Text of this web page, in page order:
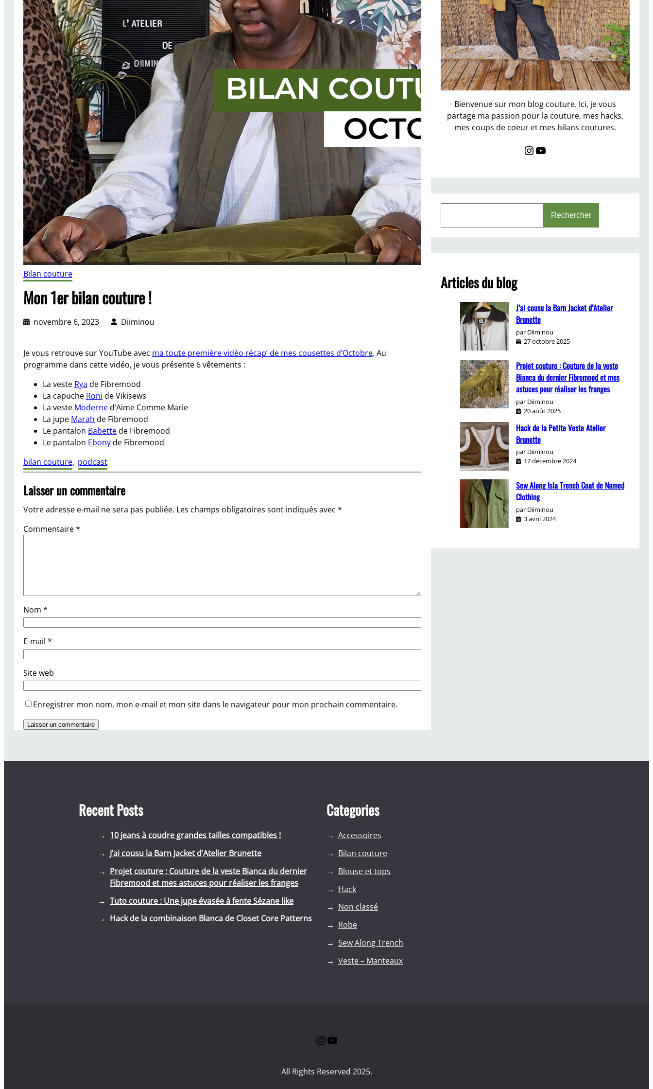
Bilan couture
Mon 1er bilan couture !
novembre 6, 2023 Diiminou
Je vous retrouve sur YouTube avec ma toute première vidéo récap’ de mes cousettes d’Octobre. Au
programme dans cette vidéo, je vous présente 6 vêtements :
La veste Rya de Fibremood
La capuche Roni de Vikisews
La veste Moderned’Aime Comme Marie
La jupe Marah de Fibremood
Le pantalon Babettede Fibremood
Le pantalon Ebonyde Fibremood
bilan couture, podcast
Laisser un commentaire
Votre adresse e-mail ne sera pas publiée. Les champs obligatoires sont indiqués avec *
Commentaire*
Nom *
E-mail *
Site web
Enregistrer mon nom, mon e-mail et mon site dans le navigateur pour mon prochain commentaire.
Bienvenue sur mon blog couture. Ici, je vous
partage ma passion pour la couture, mes hacks,
mes coups de coeur et mes bilans coutures.
InstagramYouTube
c
Rechercher
Articles du blog
J’ai cousu la Barn Jacket d’Atelier
Brunette
par Diiminou
27 octobre 2025
Projet couture : Couture de la veste
Bianca du dernier Fibremood et mes
astuces pour réaliser les franges
par Diiminou
20 août 2025
Hack de la Petite Veste Atelier
Brunette
par Diiminou
17 décembre 2024
Sew Along Isla Trench Coat de Named
Clothing
par Diiminou
3 avril 2024
Recent Posts
10 jeans à coudre grandes tailles compatibles !
J’ai cousu la Barn Jacket d’Atelier Brunette
Projet couture : Couture de la veste Bianca du dernier
Fibremood et mes astuces pour réaliser les franges
Tuto couture : Une jupe évasée à fente Sézane like
Hack de la combinaison Blanca de Closet Core Patterns
Categories
Accessoires
Bilan couture
Blouse et tops
Hack
Non classé
Robe
Sew Along Trench
Veste – Manteaux
Instagram
YouTube
All Rights Reserved 2025.